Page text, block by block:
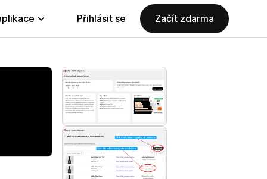
Přihlásit se Začít zdarma